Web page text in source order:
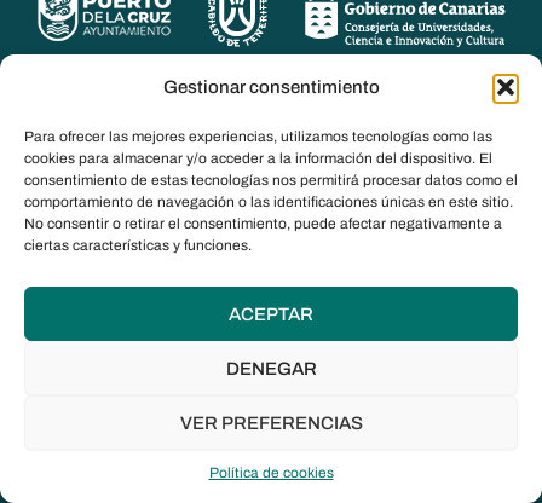
Gestionar consentimiento
Para ofrecer las mejores experiencias, utilizamos tecnologías como las
cookies para almacenar y/o acceder a la información del dispositivo. El
consentimiento de estas tecnologías nos permitirá procesar datos como el
comportamiento de navegación o las identificaciones únicas en este sitio.
No consentir o retirar el consentimiento, puede afectar negativamente a
ciertas características y funciones.
ACEPTAR
DENEGAR
VER PREFERENCIAS
Política de cookies
© DOCanarias 2026
Política de privacidad
Política de cookies